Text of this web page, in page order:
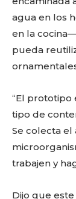
agua en los
en la
pueda
“El prototipo
tipo de
Se colecta el
trabajen y
Dijo que